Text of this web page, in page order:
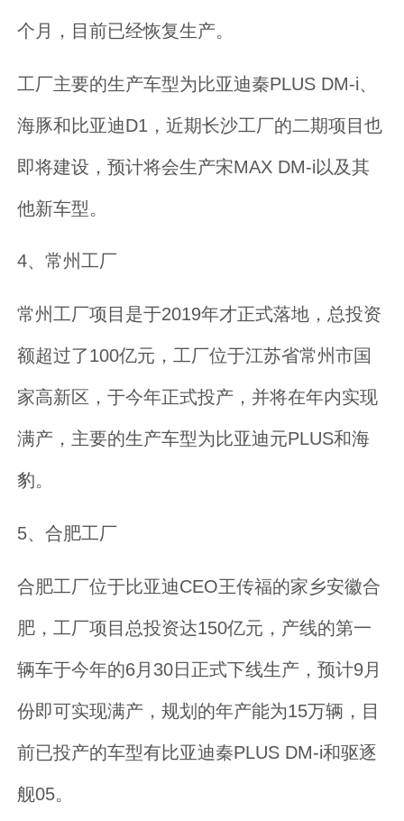
个月，目前已经恢复生产。
工厂主要的生产车型为比亚迪秦PLUS DM-i、
海豚和比亚迪D1，近期长沙工厂的二期项目也
即将建设，预计将会生产宋MAX DM-i以及其
他新车型。
4、常州工厂
常州工厂项目是于2019年才正式落地，总投资
额超过了100亿元，工厂位于江苏省常州市国
家高新区，于今年正式投产，并将在年内实现
满产，主要的生产车型为比亚迪元PLUS和海
豹。
5、合肥工厂
合肥工厂位于比亚迪CEO王传福的家乡安徽合
肥，工厂项目总投资达150亿元，产线的第一
辆车于今年的6月30日正式下线生产，预计9月
份即可实现满产，规划的年产能为15万辆，目
前已投产的车型有比亚迪秦PLUS DM-i和驱逐
舰05。